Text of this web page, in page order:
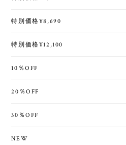
特別価格¥8,690
特別価格¥12,100
10％OFF
20％OFF
30％OFF
NEW